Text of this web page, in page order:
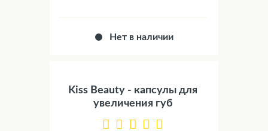
Нет в наличии
Kiss Beauty - капсулы для
увеличения губ